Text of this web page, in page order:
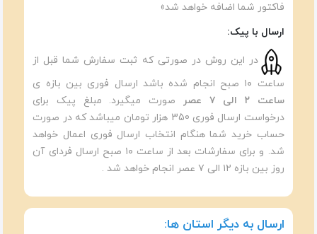
فاکتور شما اضافه خواهد شد»
ارسال با پیک:
در این روش در صورتی که ثبت سفارش شما قبل از
ساعت ۱۰ صبح انجام شده باشد ارسال فوری بین بازه ی
ساعت ۲ الی ۷ عصر
صورت میگیرد. مبلغ پیک برای
درخواست ارسال فوری 350 هزار تومان میباشد که در صورت
حساب خرید شما هنگام انتخاب ارسال فوری اعمال خواهد
شد. و برای سفارشات بعد از ساعت ۱۰ صبح ارسال فردای آن
روز بین بازه ۱۲ الی ۷ عصر انجام خواهد شد .
ارسال به دیگر استان ها: